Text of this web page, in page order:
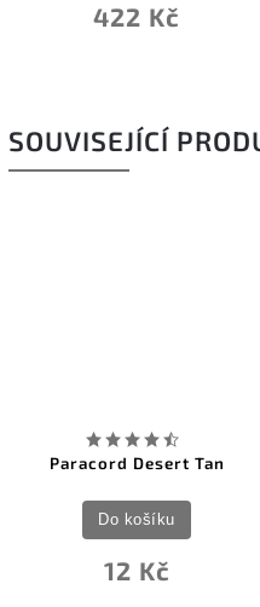
422 Kč
SOUVISEJÍCÍ
Paracord Desert Tan
12 Kč
Do košíku